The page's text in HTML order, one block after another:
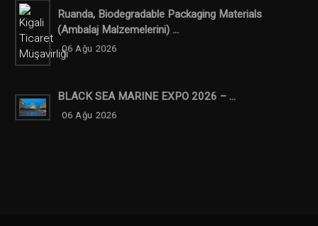
Ruanda, Biodegradable Packaging Materials
(ambalaj Malzemelerini) ...
06 Ağu 2026
BLACK SEA MARINE EXPO 2026 – ...
06 Ağu 2026